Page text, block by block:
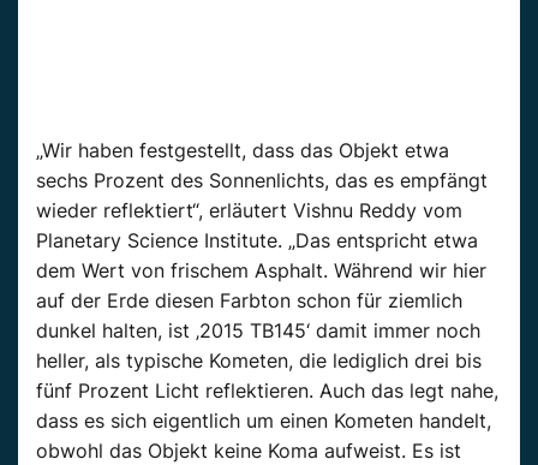
„Wir haben festgestellt, dass das Objekt etwa
sechs Prozent des Sonnenlichts, das es empfängt
wieder reflektiert“, erläutert Vishnu Reddy vom
Planetary Science Institute. „Das entspricht etwa
dem Wert von frischem Asphalt. Während wir hier
auf der Erde diesen Farbton schon für ziemlich
dunkel halten, ist ‚2015 TB145‘ damit immer noch
heller, als typische Kometen, die lediglich drei bis
fünf Prozent Licht reflektieren. Auch das legt nahe,
dass es sich eigentlich um einen Kometen handelt,
obwohl das Objekt keine Koma aufweist. Es ist